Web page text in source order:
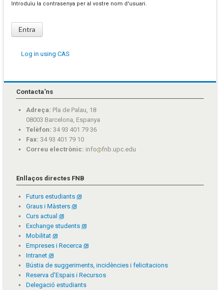
Introduïu la contrasenya per al vostre nom d'usuari.
Log in using CAS
Contacta'ns
Adreça: Pla de Palau, 18
08003 Barcelona, Espanya
Telèfon: 34 93 401 79 36
Fax: 34 93 401 79 10
Correu electrònic: info fnb.upc.edu
Enllaços directes FNB
Futurs estudiants
Graus i Màsters
Curs actual
Exchange students
Mobilitat
Empreses i Recerca
Intranet
Bústia de suggeriments, incidències i felicitacions
Reserva d'Espais i Recursos
Delegació estudiants